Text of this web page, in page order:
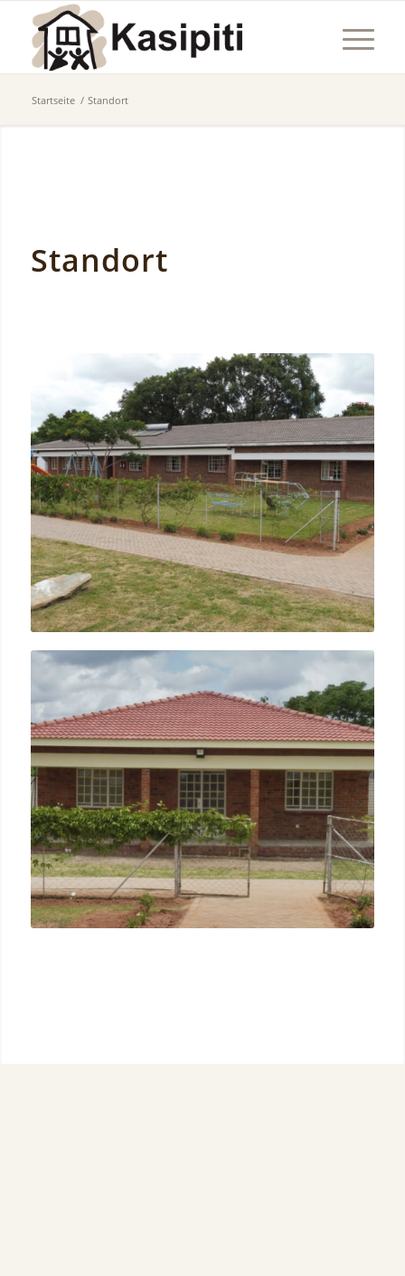
Startseite / Standort
Standort